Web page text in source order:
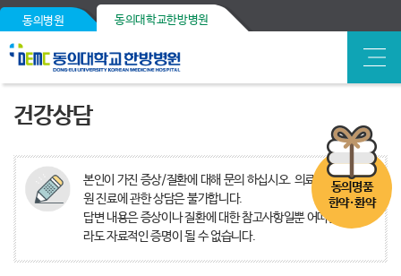
동의병원 동의대학교한방병원
동의명품
한약·환약
건강상담
본인이 가진 증상/질환에 대해 문의 하십시오. 의료분쟁, 타병
원 진료에 관한 상담은 불가합니다.
답변 내용은 증상이나 질환에 대한 참고사항일뿐 어떠한 경우
라도 자료적인 증명이 될 수 없습니다.